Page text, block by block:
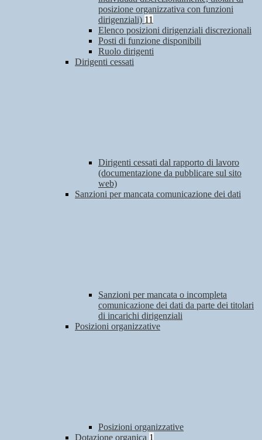
posizione organizzativa con funzioni
dirigenziali) 11
Elenco posizioni dirigenziali discrezionali
Posti di funzione disponibili
Ruolo dirigenti
Dirigenti cessati
Dirigenti cessati dal rapporto di lavoro
(documentazione da pubblicare sul sito
web)
Sanzioni per mancata comunicazione dei dati
Sanzioni per mancata o incompleta
comunicazione dei dati da parte dei titolari
di incarichi dirigenziali
Posizioni organizzative
Posizioni organizzative
Dotazione organica 1